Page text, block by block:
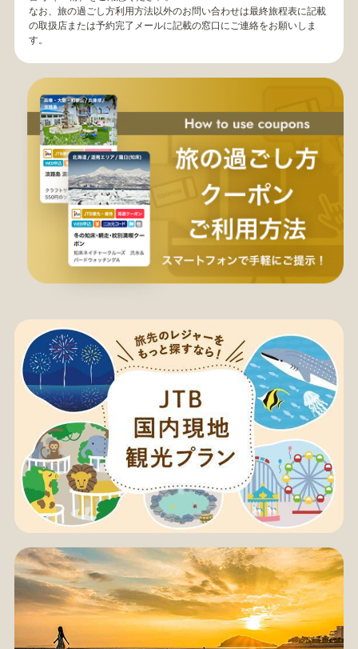
なお、旅の過ごし方利用方法以外のお問い合わせは最終旅程表に記載
の取扱店または予約完了メールに記載の窓口にご連絡をお願いしま
す。